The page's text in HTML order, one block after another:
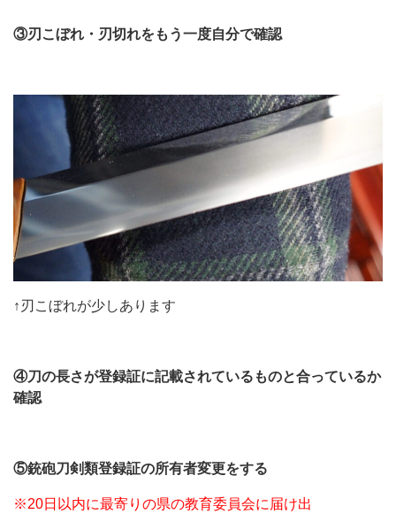
③刃こぼれ・刃切れをもう一度自分で確認
↑刃こぼれが少しあります
④刀の長さが登録証に記載されているものと合っているか
確認
⑤銃砲刀剣類登録証の所有者変更をする
※20日以内に最寄りの県の教育委員会に届け出